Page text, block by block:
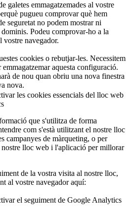
galetes emmagatzemades al vostre
pugueu comprovar què hem
seguretat no podem mostrar ni
Podeu comprovar-ho a la
vostre navegador.
cookies o rebutjar-les. Necessitem
aquesta configuració.
de nou quan obriu una nova finestra
nova.
les cookies essencials del lloc web
que s'utilitza de forma
com s'està utilitzant el nostre lloc
campanyes de màrqueting, o per
nostre lloc web i l'aplicació per millorar
de la vostra visita al nostre lloc,
al vostre navegador aquí:
el seguiment de Google Analytics